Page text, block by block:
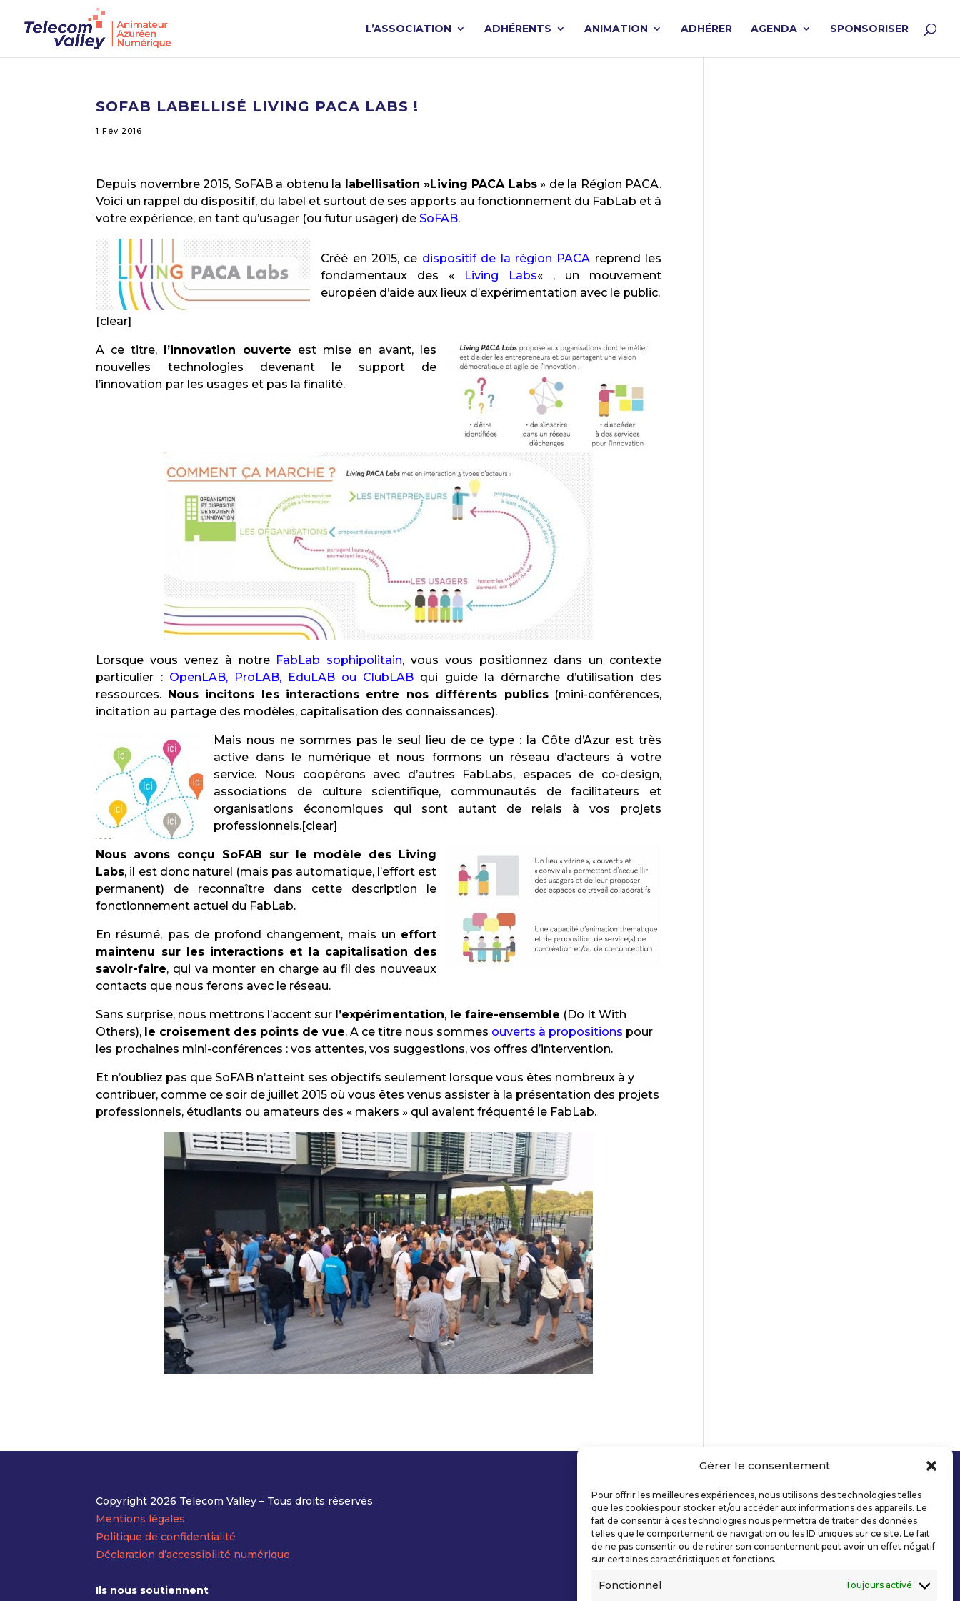
Gérer le consentement
Pour offrir les meilleures expériences, nous utilisons des technologies telles
que les cookies pour stocker et/ou accéder aux informations des appareils. Le
fait de consentir à ces technologies nous permettra de traiter des données
telles que le comportement de navigation ou les ID uniques sur ce site. Le fait
de ne pas consentir ou de retirer son consentement peut avoir un effet négatif
sur certaines caractéristiques et fonctions.
Fonctionnel Toujours activé
L’ASSOCIATION ADHÉRENTS ANIMATION ADHÉRER AGENDA SPONSORISER
SOFAB LABELLISÉ LIVING PACA LABS !
1 Fév 2016
Depuis novembre 2015, SoFAB a obtenu la labellisation »Living PACA Labs» de la Région PACA.
Voici un rappel du dispositif, du label et surtout de ses apports au fonctionnement du FabLab et à
votre expérience, en tant qu’usager (ou futur usager) deSoFAB.
Créé en 2015, ce dispositif de la région PACA reprend les
fondamentaux des « Living Labs« , un mouvement
européen d’aide aux lieux d’expérimentation avec le public.
[clear]
A ce titre, l’innovation ouverte est mise en avant, les
nouvelles technologies devenant le support de
l’innovation par les usages et pas la finalité.
Lorsque vous venez à notre FabLab sophipolitain, vous vous positionnez dans un contexte
particulier : OpenLAB, ProLAB, EduLAB ou ClubLAB qui guide la démarche d’utilisation des
ressources. Nous incitons les interactions entre nos différents publics(mini-conférences,
incitation au partage des modèles, capitalisation des connaissances).
Mais nous ne sommes pas le seul lieu de ce type : la Côte d’Azur est très
active dans le numérique et nous formons un réseau d’acteurs à votre
service. Nous coopérons avec d’autres FabLabs, espaces de co-design,
associations de culture scientifique, communautés de facilitateurs et
organisations économiques qui sont autant de relais à vos projets
professionnels.[clear]
Nous avons conçu SoFAB sur le modèle des Living
Labs, il est donc naturel (mais pas automatique, l’effort est
permanent) de reconnaître dans cette description le
fonctionnement actuel du FabLab.
En résumé, pas de profond changement, mais un effort
maintenu sur les interactions et la capitalisation des
savoir-faire, qui va monter en charge au fil des nouveaux
contacts que nous ferons avec le réseau.
Sans surprise, nous mettrons l’accent sur l’expérimentation, le faire-ensemble (Do It With
Others), le croisement des points de vue. A ce titre nous sommes ouverts à propositions pour
les prochaines mini-conférences : vos attentes, vos suggestions, vos offres d’intervention.
Et n’oubliez pas que SoFAB n’atteint ses objectifs seulement lorsque vous êtes nombreux à y
contribuer, comme ce soir de juillet 2015 où vous êtes venus assister à la présentation des projets
professionnels, étudiants ou amateurs des « makers » qui avaient fréquenté le FabLab.
Copyright 2026 Telecom Valley – Tous droits réservés
Mentions légales
Politique de confidentialité
Déclaration d’accessibilité numérique
Ils nous soutiennent